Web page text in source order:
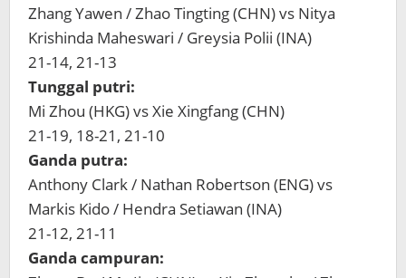
Zhang Yawen / Zhao Tingting (CHN) vs Nitya
Krishinda Maheswari / Greysia Polii (INA)
21-14, 21-13
Tunggal putri:
Mi Zhou (HKG) vs Xie Xingfang (CHN)
21-19, 18-21, 21-10
Ganda putra:
Anthony Clark / Nathan Robertson (ENG) vs
Markis Kido / Hendra Setiawan (INA)
21-12, 21-11
Ganda campuran: